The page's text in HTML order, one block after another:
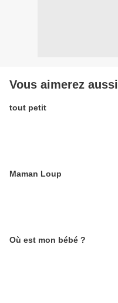
Vous aimerez aussi
tout petit
Maman Loup
Où est mon bébé ?